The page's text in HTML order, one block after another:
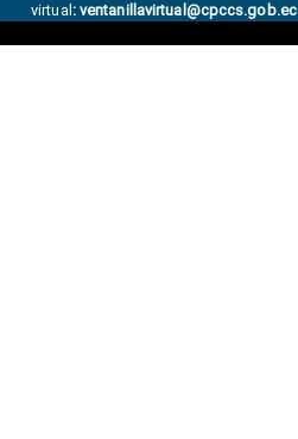
virtual : ventanillavirtual@cpccs.gob.ec